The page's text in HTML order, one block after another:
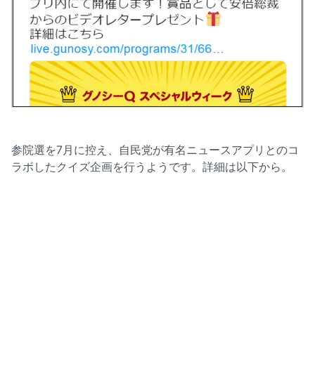
参院選を7月に控え、自民党が有名ニュースアプリとのコ
ラボしたクイズ企画を行うようです。詳細は以下から。